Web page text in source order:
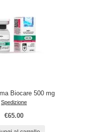
Biocare 500 mg
Spedizione
€65.00